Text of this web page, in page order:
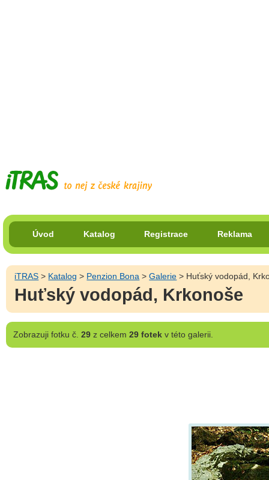
Úvod Katalog Registrace Reklama
iTRAS > Katalog > Penzion Bona >Galerie > Huťský vodopád,
Huťský vodopád, Krkonoše
Zobrazujifotku č. 29z celkem 29 fotekv této galerii.